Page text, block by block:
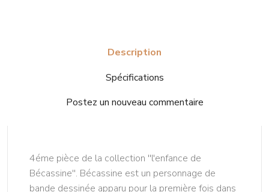
Description
Spécifications
Postez un nouveau commentaire
4éme pièce de la collection ''l'enfance de
Bécassine''. Bécassine est un personnage de
bande dessinée apparu pour la première fois dans